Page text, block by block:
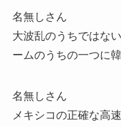
名無しさん
大波乱のうちではな
ームのうちの一つに
名無しさん
メキシコの正確な高